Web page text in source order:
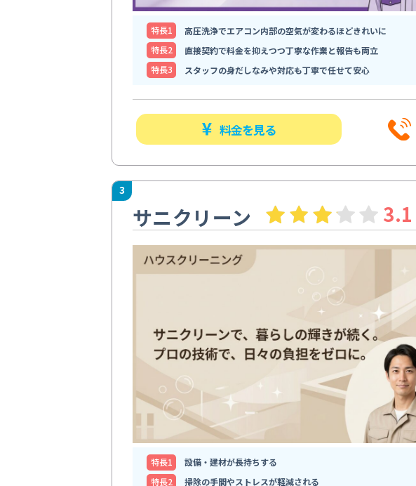
特⻑1
高圧洗浄でエアコン内部の空気が変わるほどきれいに
特⻑2
直接契約で料金を抑えつつ丁寧な作業と報告も両立
特⻑3
スタッフの身だしなみや対応も丁寧で任せて安心
料金を見る
3
サニクリーン 3.1
特⻑1
設備・建材が長持ちする
特⻑2
掃除の手間やストレスが軽減される